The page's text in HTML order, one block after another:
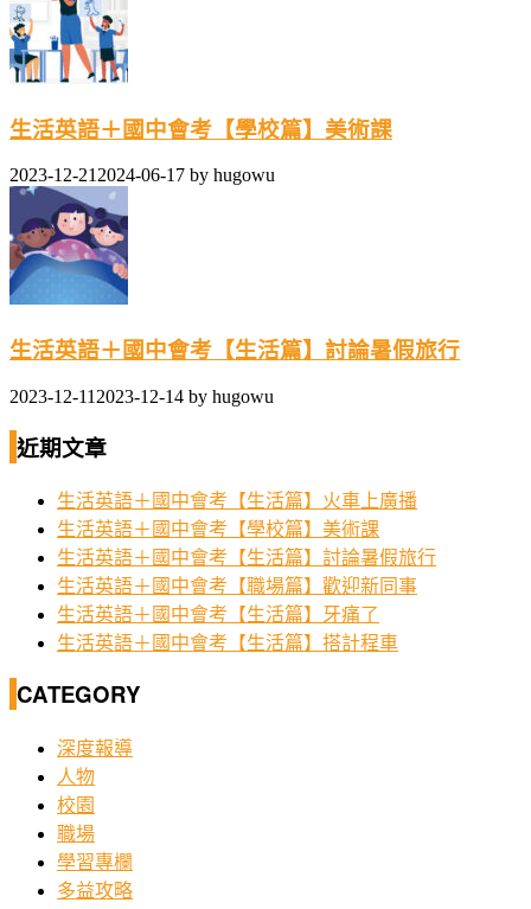
生活英語＋國中會考【學校篇】美術課
2023-12-212024-06-17 by hugowu
生活英語＋國中會考【生活篇】討論暑假旅行
2023-12-11 2023-12-14 by hugowu
近期文章
生活英語＋國中會考【生活篇】火車上廣播
生活英語＋國中會考【學校篇】美術課
生活英語＋國中會考【生活篇】討論暑假旅行
生活英語＋國中會考【職場篇】歡迎新同事
生活英語＋國中會考【生活篇】牙痛了
生活英語＋國中會考【生活篇】搭計程車
CATEGORY
深度報導
人物
校園
職場
學習專欄
多益攻略